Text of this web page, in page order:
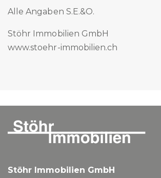
Alle Angaben S.E.&O.
Stöhr Immobilien GmbH
www.stoehr-immobilien.ch
Stöhr Immobilien GmbH